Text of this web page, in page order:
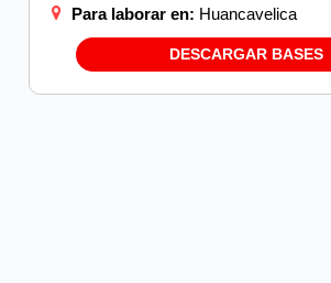
Para laborar en: Huancavelica
DESCARGAR BASES